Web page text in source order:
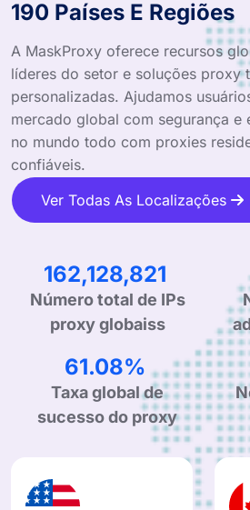
190 Países E Regiões
A MaskProxy oferece recursos
líderes do setor e soluções proxy
personalizadas. Ajudamos
mercado global com segurança e
no mundo todo com proxies
confiáveis.
Ver Todas As Localizações
256,480,032
Número total de IPs
97.15%
Taxa global de
sucesso do proxy